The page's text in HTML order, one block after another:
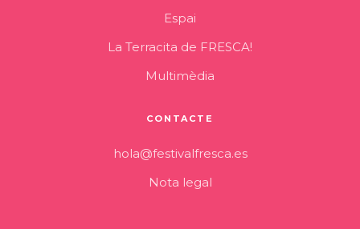
Espai
La Terracita de FRESCA!
Multimèdia
CONTACTE
hola@festivalfresca.es
Nota legal